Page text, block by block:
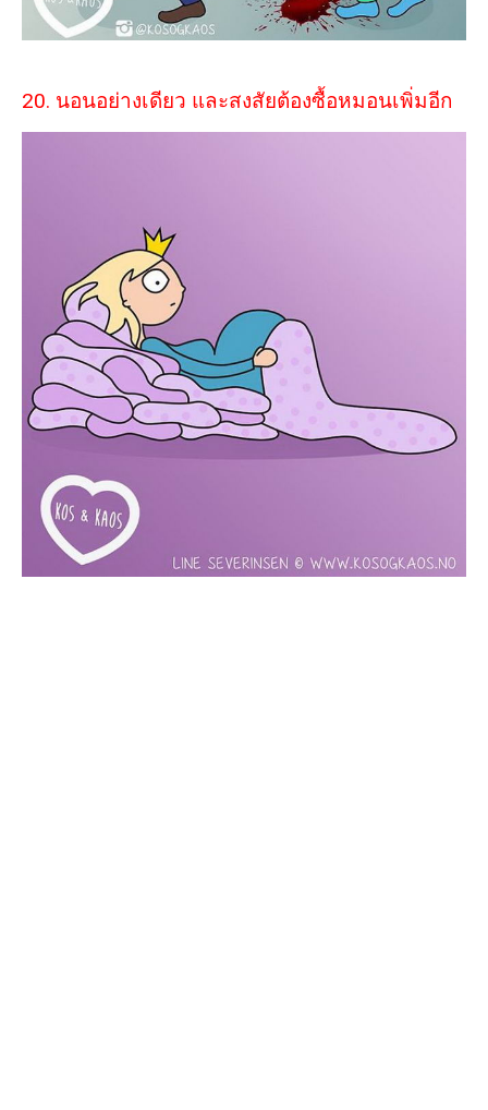
20. นอนอย่างเดียว และสงสัยต้องซื้อหมอนเพิ่มอีก